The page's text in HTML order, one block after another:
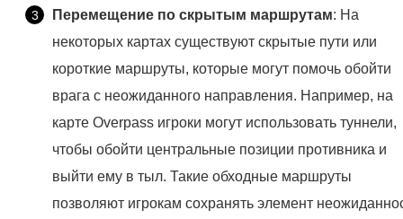
Перемещение по скрытым маршрутам: На
некоторых картах существуют скрытые пути или
короткие маршруты, которые могут помочь обойти
врага с неожиданного направления. Например, на
карте Overpass игроки могут использовать туннели,
чтобы обойти центральные позиции противника и
выйти ему в тыл. Такие обходные маршруты
позволяют игрокам сохранять элемент